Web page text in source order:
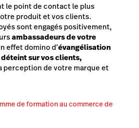
le point de contactle plus
produit et vos clients.
sont engagés positivement,
ambassadeurs de votre
effet domino d’évangélisation
sur vos clients,
perception de votre marque et
de formation au commerce de